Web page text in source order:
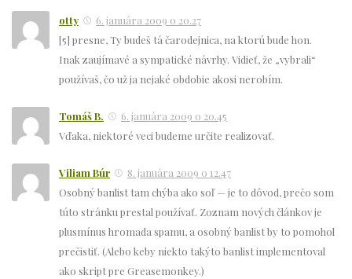
otty
6. januára 2009 o 20.27
[5] presne, Ty budeš tá čarodejnica, na ktorú bude hon.
Inak zaujímavé a sympatické návrhy. Vidieť, že „vybrali“
používaš, čo už ja nejaké obdobie akosi nerobím.
Tomáš B.
6. januára 2009 o 20.45
Vďaka, niektoré veci budeme určite realizovať.
Viliam Búr
8. januára 2009 o 12.47
Osobný banlist tam chýba ako soľ — je to dôvod, prečo som
túto stránku prestal používať. Zoznam nových článkov je
plusmínus hromada spamu, a osobný banlist by to pomohol
prečistiť. (Alebo keby niekto takýto banlist implementoval
ako skript pre Greasemonkey.)